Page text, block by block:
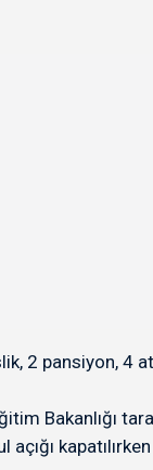
2 pansiyon, 4
Bakanlığı